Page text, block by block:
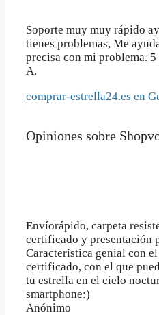
Soporte muy muy rápido
tienes problemas, Me
precisa con mi problema.
A.
comprar-estrella24.es en
Opiniones sobre
Envíorápido, carpeta
certificado y presentación
Característica genial con
certificado, con el que
tu estrella en el cielo
smartphone:)
Anónimo